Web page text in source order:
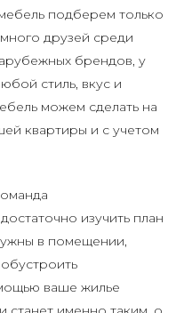
подберем только
друзей среди
брендов, у
стиль, вкус и
можем сделать на
квартиры и с учетом
изучить план
в помещении,
ваше жилье